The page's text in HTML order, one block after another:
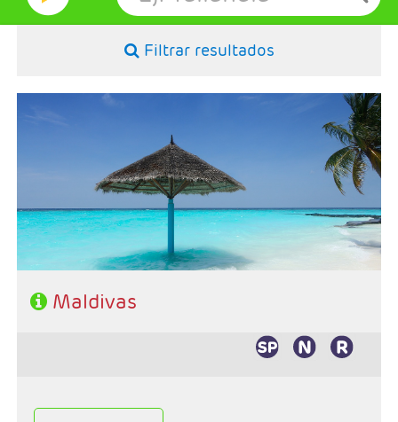
Marwan Grandes Viajes
Filtrar resultados
- Duración: Número de noches elegido
- Ruta: Maldivas, 5 noches o más
- Categoría hotelera: A elección del cliente
- Régimen: A elección del cliente
Maldivas